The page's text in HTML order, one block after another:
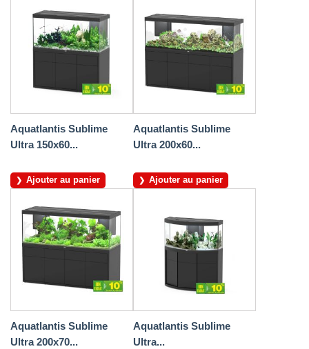
Aquatlantis Sublime
Ultra 150x60...
Ajouter au panier
Aquatlantis Sublime
Ultra 200x60...
Ajouter au panier
Aquatlantis Sublime
Ultra 200x70...
Aquatlantis Sublime
Ultra...